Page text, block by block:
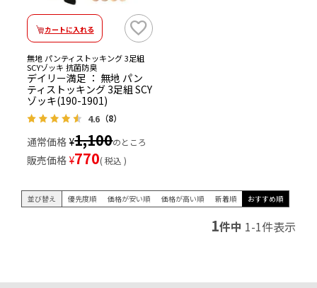
カートに入れる
無地 パンティストッキング 3足組
SCYゾッキ 抗菌防臭
デイリー満足 ： 無地 パン
ティストッキング 3足組 SCY
ゾッキ(190-1901)
4.6 （8）
通常価格 ¥1,100のところ
販売価格 ¥770 税込
並び替え 優先度順 価格が安い順 価格が高い順 新着順 おすすめ順
1件中 1-1件表示